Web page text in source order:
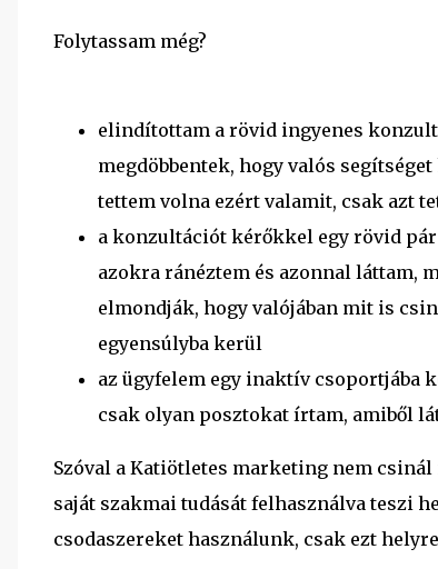
Folytassam még?
elindítottam a rövid ingyenes
megdöbbentek, hogy valós
tettem volna ezért valamit, csak azt
a konzultációt kérőkkel egy rövid
azokra ránéztem és azonnal láttam,
elmondják, hogy valójában mit is
egyensúlyba kerül
az ügyfelem egy inaktív csoportjába
csak olyan posztokat írtam, amiből
Szóval a Katiötletes marketing nem
saját szakmai tudását felhasználva teszi
csodaszereket használunk, csak ezt